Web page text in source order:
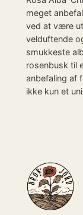
meget
ved at være
velduftende
smukkeste
rosenbusk til
anbefaling af
ikke kun et